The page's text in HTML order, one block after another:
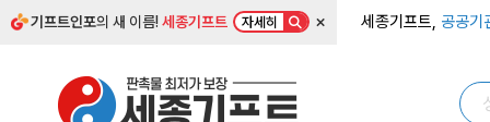
기프트인포의 새 이름!세종기프트 자세히 × 세종기프트, 공공기